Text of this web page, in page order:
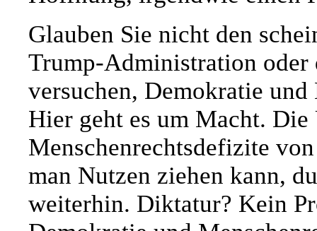
Glauben Sie nicht den
Trump-Administration oder
versuchen, Demokratie
Hier geht es um Macht.
Menschenrechtsdefizite
man Nutzen ziehen kann,
weiterhin. Diktatur? Kein